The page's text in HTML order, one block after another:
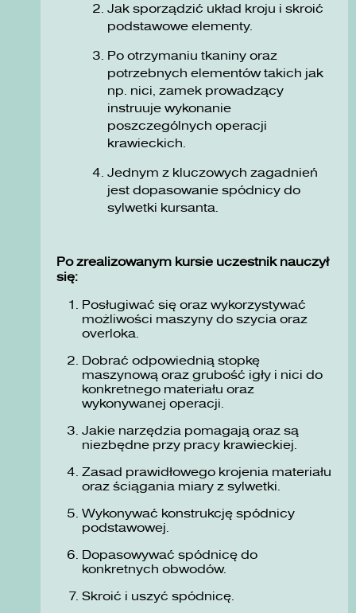
Jak sporządzić układ kroju i skroić
podstawowe elementy.
Po otrzymaniu tkaniny oraz
potrzebnych elementów takich jak
np. nici, zamek prowadzący
instruuje wykonanie
poszczególnych operacji
krawieckich.
Jednym z kluczowych zagadnień
jest dopasowanie spódnicy do
sylwetki kursanta.
Po zrealizowanym kursie uczestnik nauczył
się:
Posługiwać się oraz wykorzystywać
możliwości maszyny do szycia oraz
overloka.
Dobrać odpowiednią stopkę
maszynową oraz grubość igły i nici do
konkretnego materiału oraz
wykonywanej operacji.
Jakie narzędzia pomagają oraz są
niezbędne przy pracy krawieckiej.
Zasad prawidłowego krojenia materiału
oraz ściągania miary z sylwetki.
Wykonywać konstrukcję spódnicy
podstawowej.
Dopasowywać spódnicę do
konkretnych obwodów.
Skroić i uszyć spódnicę.